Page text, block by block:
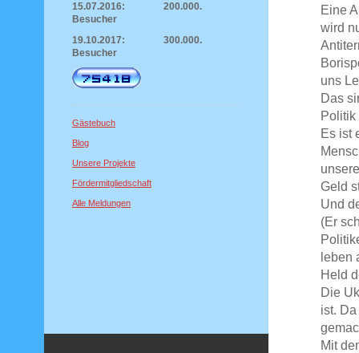
15.07.2016: 200.000.
Besucher
19.10.2017: 300.000.
Besucher
Gästebuch
Blog
Unsere Projekte
Fördermitgliedschaft
Alle Meldungen
Eine
wird
uns
Das
Politik
Es ist
Geld
Und
(Er
leben
Held
Die
ist.
Mit